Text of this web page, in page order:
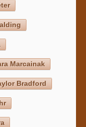
Marcainak
Bradford